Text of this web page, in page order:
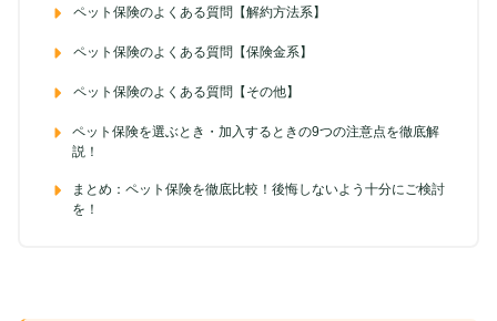
ペット保険のよくある質問【解約方法系】
ペット保険のよくある質問【保険金系】
ペット保険のよくある質問【その他】
ペット保険を選ぶとき・加入するときの9つの注意点を徹底解
説！
まとめ：ペット保険を徹底比較！後悔しないよう十分にご検討
を！